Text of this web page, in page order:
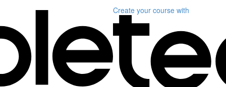
Create your course with